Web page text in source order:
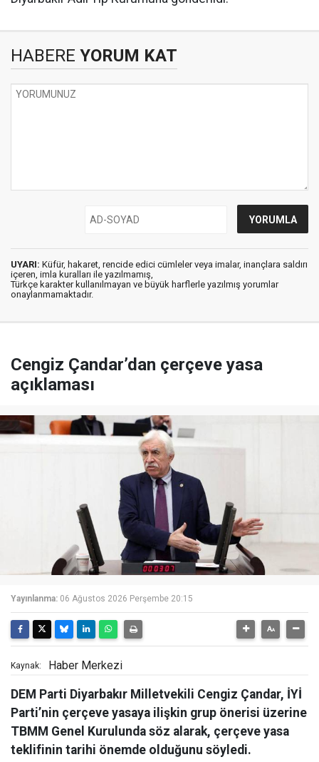
HABERE YORUM KAT
UYARI: Küfür, hakaret, rencide edici cümleler veya imalar, inançlara saldırı
içeren, imla kuralları ile yazılmamış,
Türkçe karakter kullanılmayan ve büyük harflerle yazılmış yorumlar
onaylanmamaktadır.
Cengiz Çandar’dan çerçeve yasa
açıklaması
Yayınlanma: 06 Ağustos 2026 Perşembe 20:15
Kaynak: Haber Merkezi
DEM Parti Diyarbakır Milletvekili Cengiz Çandar, İYİ
Parti’nin çerçeve yasaya ilişkin grup önerisi üzerine
TBMM Genel Kurulunda söz alarak, çerçeve yasa
teklifinin tarihi önemde olduğunu söyledi.